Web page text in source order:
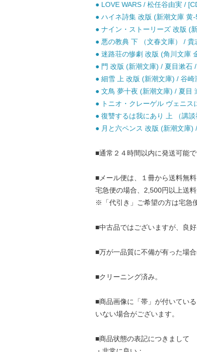
● LOVE WARS / 松任谷由実 /
● ハイネ詩集 改版 (新潮文庫 黄
● ナイン・ストーリーズ 改版 (
● 悪の教典 下 （文春文庫） /
● 迷路荘の惨劇 改版 (角川文庫
● 門 改版 (新潮文庫) / 夏目漱石
● 細雪 上 改版 (新潮文庫) / 谷
● 文鳥 夢十夜 (新潮文庫) / 夏目
● トニオ・クレーゲル ヴェニ
● 復讐するは我にあり 上 （講
● 月と六ペンス 改版 (新潮文庫)
■通常２４時間以内に発送可能で
■メール便は、１冊から送料無料
宅急便の場合、2,500円以上送料
※「代引き」ご希望の方は宅急
■中古品ではございますが、良
■万が一品質に不備が有った場合
■クリーニング済み。
■商品画像に「帯」が付いてい
いない場合がございます。
■商品状態の表記につきまして